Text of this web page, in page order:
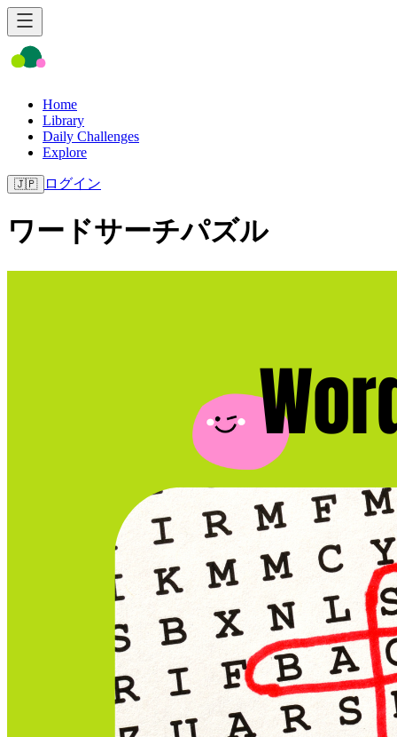
Home
Library
Daily Challenges
Explore
🇯🇵 ログイン
ワードサーチパズル